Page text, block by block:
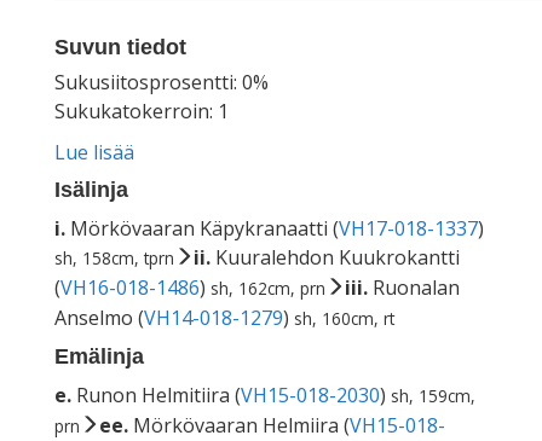
Suvun tiedot
Sukusiitosprosentti: 0%
Sukukatokerroin: 1
Lue lisää
Isälinja
i. Mörkövaaran Käpykranaatti (VH17-018-1337)
sh, 158cm, tprn ii. Kuuralehdon Kuukrokantti
(VH16-018-1486) sh, 162cm, prn iii. Ruonalan
Anselmo (VH14-018-1279) sh, 160cm, rt
Emälinja
e. Runon Helmitiira (VH15-018-2030) sh, 159cm,
prn
ee. Mörkövaaran Helmiira (VH15-018-